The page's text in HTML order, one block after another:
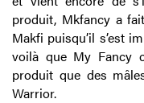
produit, Mkfancy a
Makfi puisqu’il s’est
voilà que My Fancy
produit que des
Warrior.